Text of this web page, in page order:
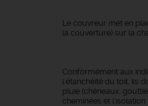
Le couvreur met en
la couverture) sur la
Conformément aux
l'étanchéité du toit, ils
pluie (chéneaux,
cheminées et l'isolation